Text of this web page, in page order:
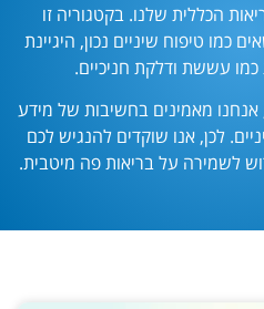
הכללית שלנו. בקטגוריה זו
כמו טיפוח שיניים נכון, היגיינת
כמו עששת ודלקת חניכיים.
מאמינים בחשיבות של מידע
לכן, אנו שוקדים להנגיש לכם
לשמירה על בריאות פה מיטבית.